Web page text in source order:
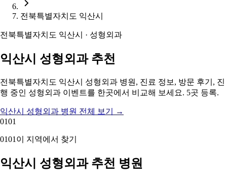
전북특별자치도 익산시
전북특별자치도 익산시 · 성형외과
익산시 성형외과 추천
전북특별자치도 익산시 성형외과 병원, 진료 정보, 방문 후기, 진
행 중인 성형외과 이벤트를 한곳에서 비교해 보세요. 5곳 등록.
익산시 성형외과 병원 전체 보기
→
0101
0101 이 지역에서 찾기
익산시 성형외과 추천 병원